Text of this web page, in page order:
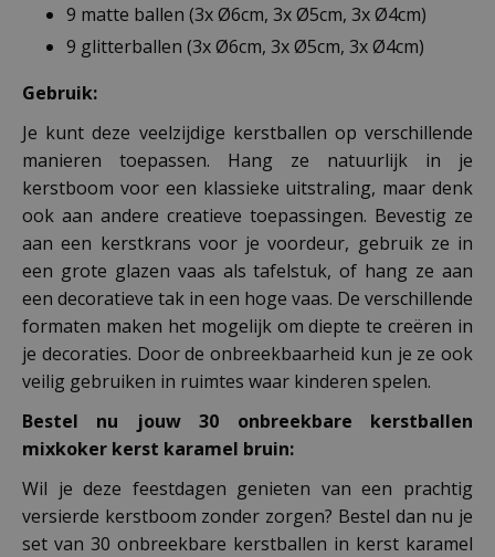
9 matte ballen (3x Ø6cm, 3x Ø5cm, 3x Ø4cm)
9 glitterballen (3x Ø6cm, 3x Ø5cm, 3x Ø4cm)
Gebruik:
Je kunt deze veelzijdige kerstballen op verschillende
manieren toepassen. Hang ze natuurlijk in je
kerstboom voor een klassieke uitstraling, maar denk
ook aan andere creatieve toepassingen. Bevestig ze
aan een kerstkrans voor je voordeur, gebruik ze in
een grote glazen vaas als tafelstuk, of hang ze aan
een decoratieve tak in een hoge vaas. De verschillende
formaten maken het mogelijk om diepte te creëren in
je decoraties. Door de onbreekbaarheid kun je ze ook
veilig gebruiken in ruimtes waar kinderen spelen.
Bestel nu jouw 30 onbreekbare kerstballen
mixkoker kerst karamel bruin:
Wil je deze feestdagen genieten van een prachtig
versierde kerstboom zonder zorgen? Bestel dan nu je
set van 30 onbreekbare kerstballen in kerst karamel